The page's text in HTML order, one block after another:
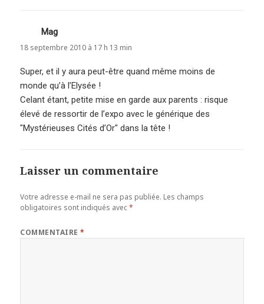
Mag
18 septembre 2010 à 17 h 13 min
Super, et il y aura peut-être quand même moins de
monde qu’à l’Elysée !
Celant étant, petite mise en garde aux parents : risque
élevé de ressortir de l’expo avec le générique des
"Mystérieuses Cités d’Or" dans la tête !
Laisser un commentaire
Votre adresse e-mail ne sera pas publiée. Les champs
obligatoires sont indiqués avec*
COMMENTAIRE*